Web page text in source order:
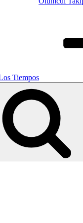
Tiempos